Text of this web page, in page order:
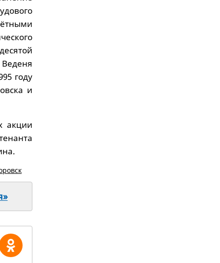
Веденя
году
и
акции